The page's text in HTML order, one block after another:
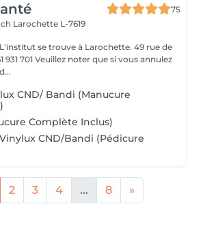
75
Larochette L-7619
se trouve à Larochette. 49 rue de
si vous annulez
CND/ Bandi (Manucure
Complète Inclus)
CND/Bandi (Pédicure
2 3 4 ... 8 »